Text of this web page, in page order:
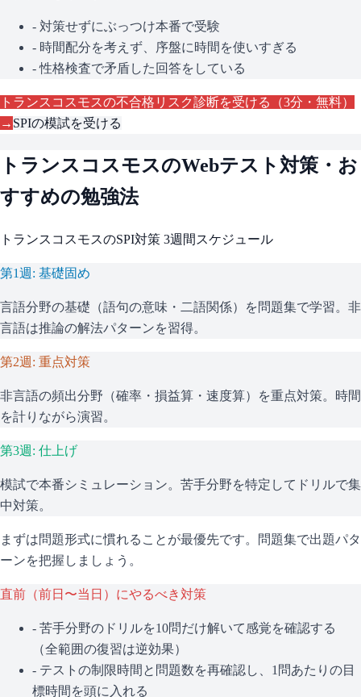
- 対策せずにぶっつけ本番で受験
- 時間配分を考えず、序盤に時間を使いすぎる
- 性格検査で矛盾した回答をしている
トランスコスモスの不合格リスク診断を受ける（3分・無料）
→ SPIの模試を受ける
トランスコスモスのWebテスト対策・お
すすめの勉強法
トランスコスモスのSPI対策 3週間スケジュール
第1週: 基礎固め
言語分野の基礎（語句の意味・二語関係）を問題集で学習。非
言語は推論の解法パターンを習得。
第2週: 重点対策
非言語の頻出分野（確率・損益算・速度算）を重点対策。時間
を計りながら演習。
第3週: 仕上げ
模試で本番シミュレーション。苦手分野を特定してドリルで集
中対策。
まずは問題形式に慣れることが最優先です。問題集で出題パタ
ーンを把握しましょう。
直前（前日〜当日）にやるべき対策
- 苦手分野のドリルを10問だけ解いて感覚を確認する
（全範囲の復習は逆効果）
- テストの制限時間と問題数を再確認し、1問あたりの目
標時間を頭に入れる